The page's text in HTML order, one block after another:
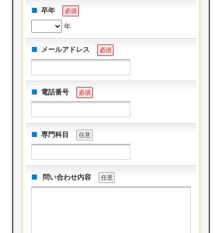
卒年 必須
年
メールアドレス 必須
電話番号 必須
専門科目 任意
問い合わせ内容 任意